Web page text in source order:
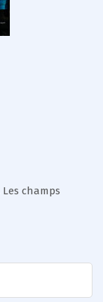
Les champs